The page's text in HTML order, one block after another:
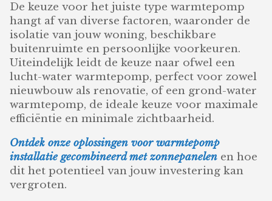
De keuze voor het juiste type warmtepomp
hangt af van diverse factoren, waaronder de
isolatie van jouw woning, beschikbare
buitenruimte en persoonlijke voorkeuren.
Uiteindelijk leidt de keuze naar ofwel een
lucht-water warmtepomp, perfect voor zowel
nieuwbouw als renovatie, of een grond-water
warmtepomp, de ideale keuze voor maximale
efficiëntie en minimale zichtbaarheid.
Ontdek onze oplossingen voor warmtepomp
installatie gecombineerd met zonnepanelen en hoe
dit het potentieel van jouw investering kan
vergroten.